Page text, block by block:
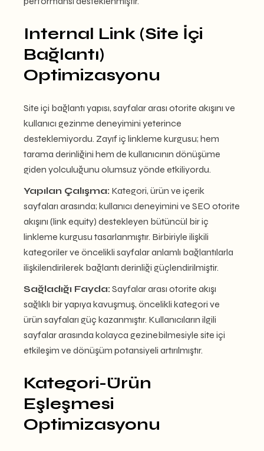
Internal Link (Site İçi
Bağlantı)
Optimizasyonu
Site içi bağlantı yapısı, sayfalar arası otorite akışını ve
kullanıcı gezinme deneyimini yeterince
desteklemiyordu. Zayıf iç linkleme kurgusu; hem
tarama derinliğini hem de kullanıcının dönüşüme
giden yolculuğunu olumsuz yönde etkiliyordu.
Yapılan Çalışma: Kategori, ürün ve içerik
sayfaları arasında; kullanıcı deneyimini ve SEO otorite
akışını (link equity) destekleyen bütüncül bir iç
linkleme kurgusu tasarlanmıştır. Birbiriyle ilişkili
kategoriler ve öncelikli sayfalar anlamlı bağlantılarla
ilişkilendirilerek bağlantı derinliği güçlendirilmiştir.
Sağladığı Fayda: Sayfalar arası otorite akışı
sağlıklı bir yapıya kavuşmuş, öncelikli kategori ve
ürün sayfaları güç kazanmıştır. Kullanıcıların ilgili
sayfalar arasında kolayca gezinebilmesiyle site içi
etkileşim ve dönüşüm potansiyeli artırılmıştır.
Kategori-Ürün
Eşleşmesi
Optimizasyonu